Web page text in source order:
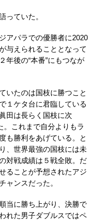
っていた。
アパラでの優勝者に2020
与えられることとなって
年後の“本番”にもつなが
いたのは国枝に勝つこと
１ケタ台に君臨している
田は長らく国枝に次
。これまで自分よりもラ
も勝利をあげている。と
、世界最強の国枝には未
対戦成績は５戦全敗。だ
ることが予想されたアジ
ャンスだった。
当に勝ち上がり、決勝で
れた男子ダブルスではペ